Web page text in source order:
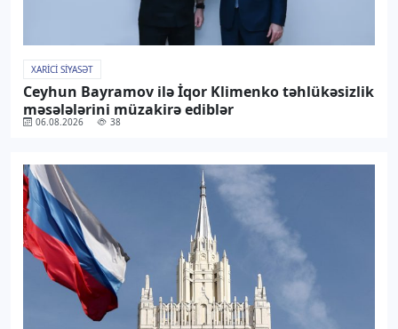
XARICI SIYASƏT
Ceyhun Bayramov ilə İqor Klimenko təhlükəsizlik
məsələlərini müzakirə ediblər
06.08.2026 38